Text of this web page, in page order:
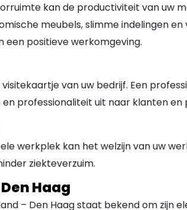
kan de productiviteit van uw
meubels, slimme indelingen
een positieve werkomgeving.
van uw bedrijf. Een
professionaliteit uit naar klanten en
werkplek kan het welzijn van uw
ziekteverzuim.
Haag
– Den Haag staat bekend om zijn